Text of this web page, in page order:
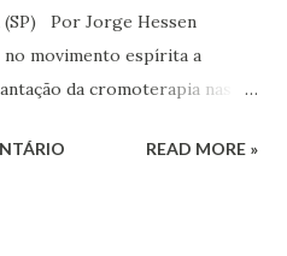
(SP) Por Jorge Hessen
movimento espírita a
da cromoterapia nas
na obra Plenitude .READ MORE »